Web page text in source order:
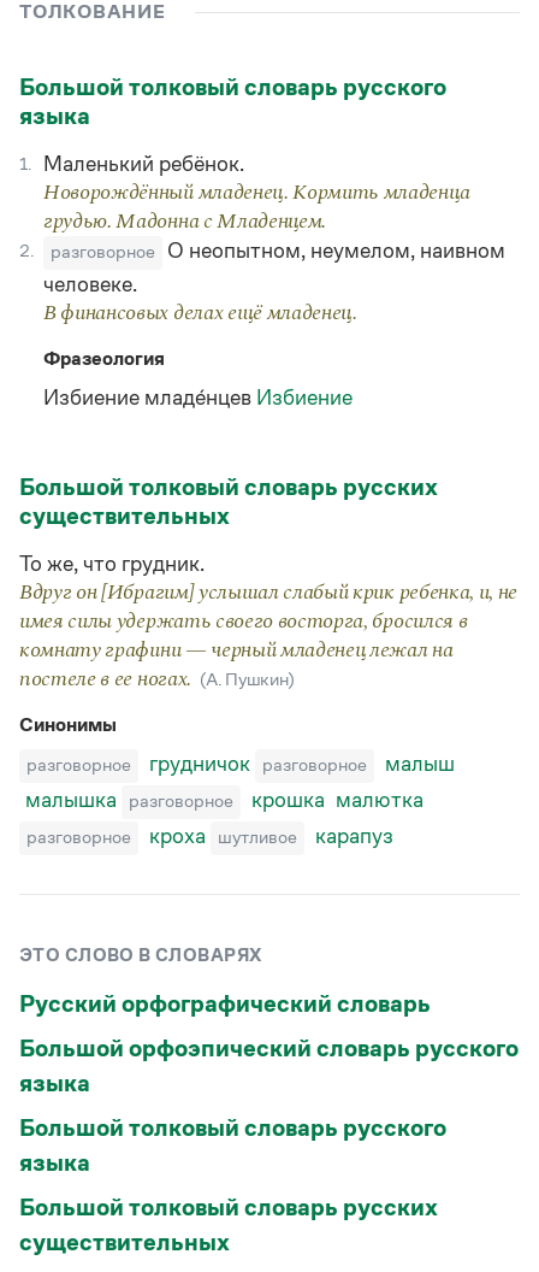
Словари русского языка как государственного
Справочники
Правила русской орфографии и пунктуации
Русский язык. Краткий теоретический курс
для школьников
Письмовник
Справочник по пунктуации
Словарь-справочник трудностей
Справочник по фразеологии
Словарь-справочник непростые слова
Журнал
Новости и события
Статьи
Монологи
Интервью
Лекции и подкасты
Рекомендуем
Правила русского языка: от азов до тонкостей
Интерактивные упражнения: от простого к сложному
Скороговорки
Научпоп
Учебники и справочники
Все книги
Управление в русском языке
Правила русской орфографии и пунктуации
ТОЛКОВАНИЕ
Большой толковый словарь русских
существительных
То же, что грудник.
Вдруг он [Ибрагим] услышал слабый крик ребенка, и, не
имея силы удержать своего восторга, бросился в
комнату графини — черный младенец лежал на
постеле в ее ногах. (А. Пушкин)
Синонимы
разговорное
грудничок разговорное
малыш
малышка
разговорное крошка малютка
разговорное кроха шутливое карапуз
Большой толковый словарь русского
языка
1. Маленький ребёнок.
Новорождённый младенец. Кормить младенца
грудью. Мадонна с Младенцем.
2. разговорное
О неопытном, неумелом, наивном
человеке.
В финансовых делах ещё младенец.
Фразеология
Избиение младе́нцев Избиение
ЭТО СЛОВО В СЛОВАРЯХ
Русский орфографический словарь
Большой орфоэпический словарь русского
языка
Большой толковый словарь русского
языка
Большой толковый словарь русских
существительных